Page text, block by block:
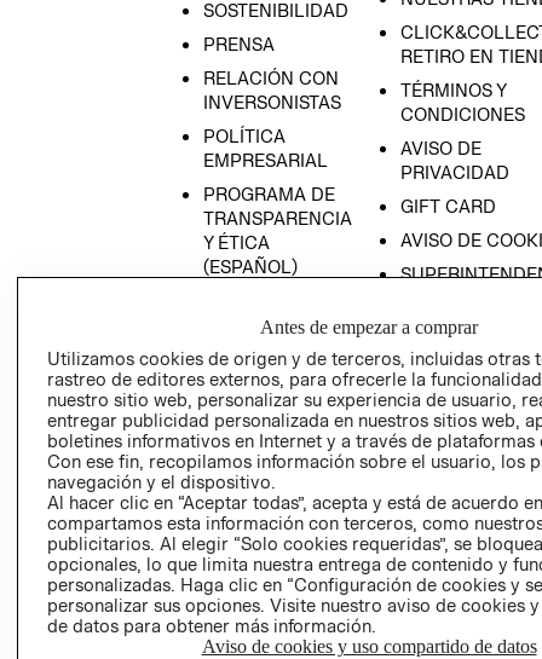
SOSTENIBILIDAD
PRENSA
RELACIÓN CON
INVERSONISTAS
POLÍTICA
EMPRESARIAL
PROGRAMA DE
TRANSPARENCIA
Y ÉTICA
(ESPAÑOL)
TRANSPARENCIA
Y ÉTICA (INGLÉS)
RETIRO EN
TÉRMINOS Y
CONDICIONES
AVISO DE
PRIVACIDAD
GIFT CARD
AVISO DE
COMERCIO - SIC
PETICIONES
QUEJAS Y
RECLAMOS
Colombia ($)
CAMBIAR REGIÓN
Antes de empezar a comprar
Utilizamos cookies de origen y de terceros, incluidas otras
rastreo de editores externos, para ofrecerle la
nuestro sitio web, personalizar su experiencia de usuario,
entregar publicidad personalizada en nuestros sitios web,
boletines informativos en Internet y a través de plataformas
Con ese fin, recopilamos información sobre el usuario, los
navegación y el dispositivo.
Al hacer clic en “Aceptar todas”, acepta y está de acuerdo
compartamos esta información con terceros, como
publicitarios. Al elegir “Solo cookies requeridas”, se
opcionales, lo que limita nuestra entrega de contenido y
personalizadas. Haga clic en “Configuración de cookies y
personalizar sus opciones. Visite nuestro aviso de cookies
de datos para obtener más información.
Aviso de cookies y uso compartido de datos